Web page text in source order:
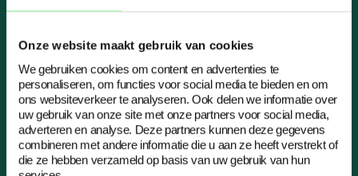
Onze website maakt gebruik van cookies
We gebruiken cookies om content en advertenties te
personaliseren, om functies voor social media te bieden en om
ons websiteverkeer te analyseren. Ook delen we informatie over
uw gebruik van onze site met onze partners voor social media,
adverteren en analyse. Deze partners kunnen deze gegevens
combineren met andere informatie die u aan ze heeft verstrekt of
die ze hebben verzameld op basis van uw gebruik van hun
Legedyk 4
Bel ons
Mail ons
info@compion.nl